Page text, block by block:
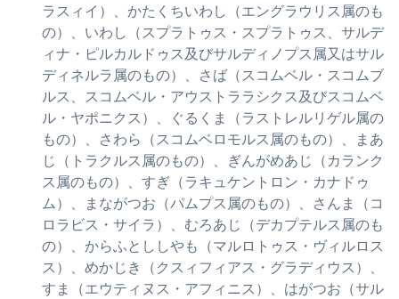
ラスィイ）、かたくちいわし（エングラウリス属のも
の）、いわし（スプラトゥス・スプラトゥス、サルデ
ィナ・ピルカルドゥス及びサルディノプス属又はサル
ディネルラ属のもの）、さば（スコムベル・スコムブ
ルス、スコムベル・アウストララシクス及びスコムベ
ル・ヤポニクス）、ぐるくま（ラストレルリゲル属の
もの）、さわら（スコムベロモルス属のもの）、まあ
じ（トラクルス属のもの）、ぎんがめあじ（カランク
ス属のもの）、すぎ（ラキュケントロン・カナドゥ
ム）、まながつお（パムプス属のもの）、さんま（コ
ロラビス・サイラ）、むろあじ（デカプテルス属のも
の）、からふとししやも（マルロトゥス・ヴィルロス
ス）、めかじき（クスィフィアス・グラディウス）、
すま（エウティヌス・アフィニス）、はがつお（サル